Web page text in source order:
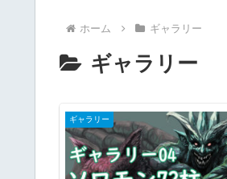
ホーム ギャラリー
ギャラリー
ギャラリー